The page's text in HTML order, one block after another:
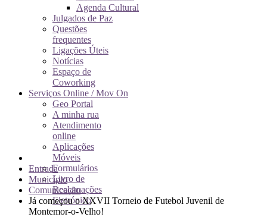
Agenda Cultural
Julgados de Paz
Questões
frequentes
Ligações Úteis
Notícias
Espaço de
Coworking
Serviços Online / Mov On
Geo Portal
A minha rua
Atendimento
online
Aplicações
Móveis
Formulários
Livro de
Reclamações
Eletrónico
Entrada
Município
Comunicação
Já começou o XXVII Torneio de Futebol Juvenil de
Montemor-o-Velho!